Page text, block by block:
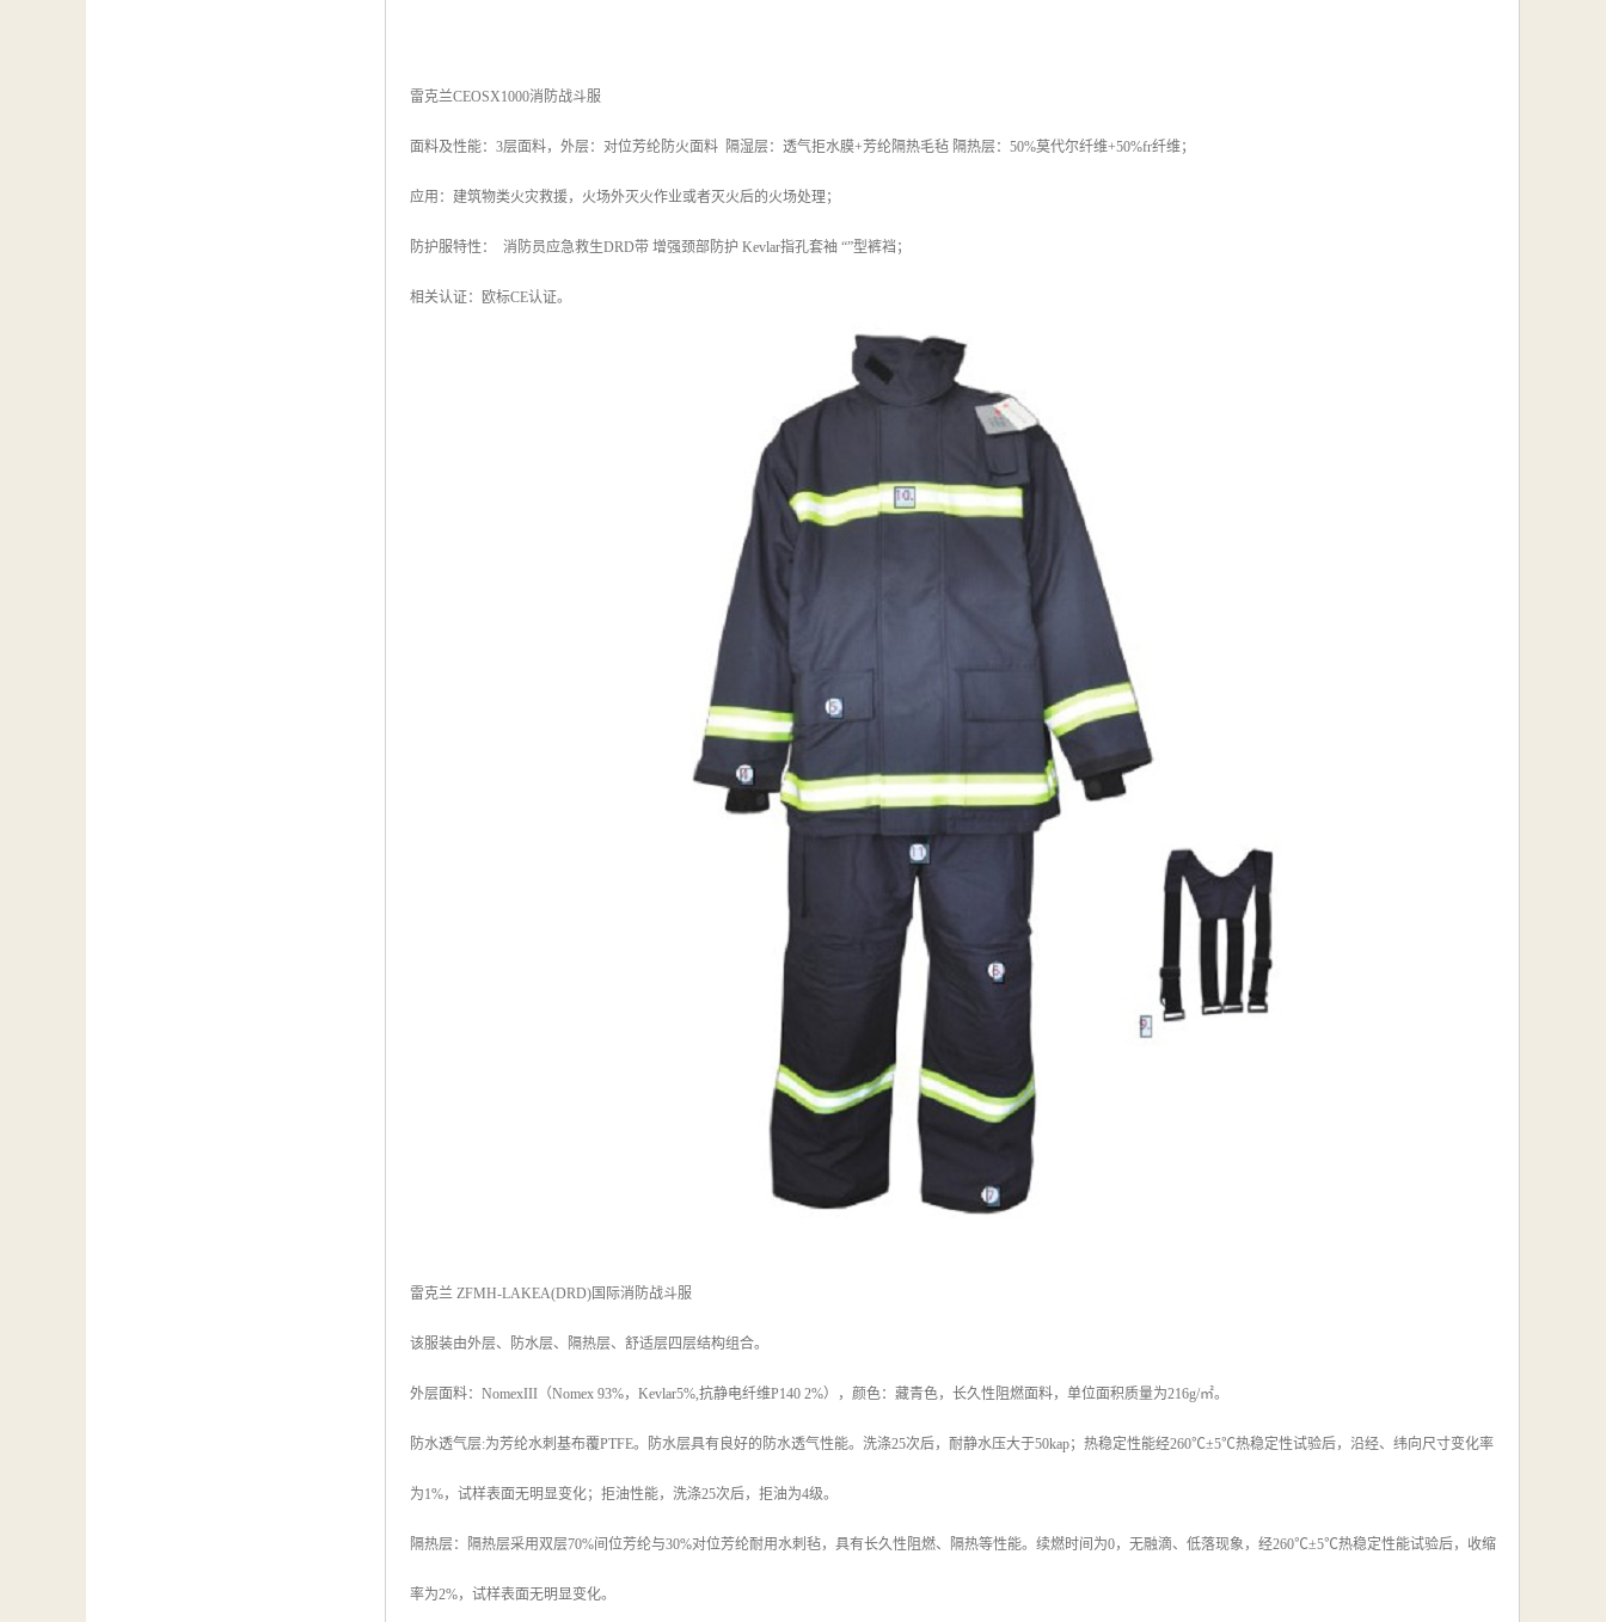
雷克兰CEOSX1000消防战斗服
面料及性能：3层面料，外层：对位芳纶防火面料 隔湿层：透气拒水膜+芳纶隔热毛毡 隔热层：50%莫代尔纤维+50%fr纤维；
应用：建筑物类火灾救援，火场外灭火作业或者灭火后的火场处理；
防护服特性： 消防员应急救生DRD带 增强颈部防护 Kevlar指孔套袖 “”型裤裆；
相关认证：欧标CE认证。
雷克兰 ZFMH-LAKEA(DRD)国际消防战斗服
该服装由外层、防水层、隔热层、舒适层四层结构组合。
外层面料：NomexIII（Nomex 93%，Kevlar5%,抗静电纤维P140 2%），颜色：藏青色，长久性阻燃面料，单位面积质量为216g/㎡。
防水透气层:为芳纶水刺基布覆PTFE。防水层具有良好的防水透气性能。洗涤25次后，耐静水压大于50kap；热稳定性能经260℃±5℃热稳定性试验后，沿经、纬向尺寸变化率
为1%，试样表面无明显变化；拒油性能，洗涤25次后，拒油为4级。
隔热层：隔热层采用双层70%间位芳纶与30%对位芳纶耐用水刺毡，具有长久性阻燃、隔热等性能。续燃时间为0，无融滴、低落现象，经260℃±5℃热稳定性能试验后，收缩
率为2%，试样表面无明显变化。